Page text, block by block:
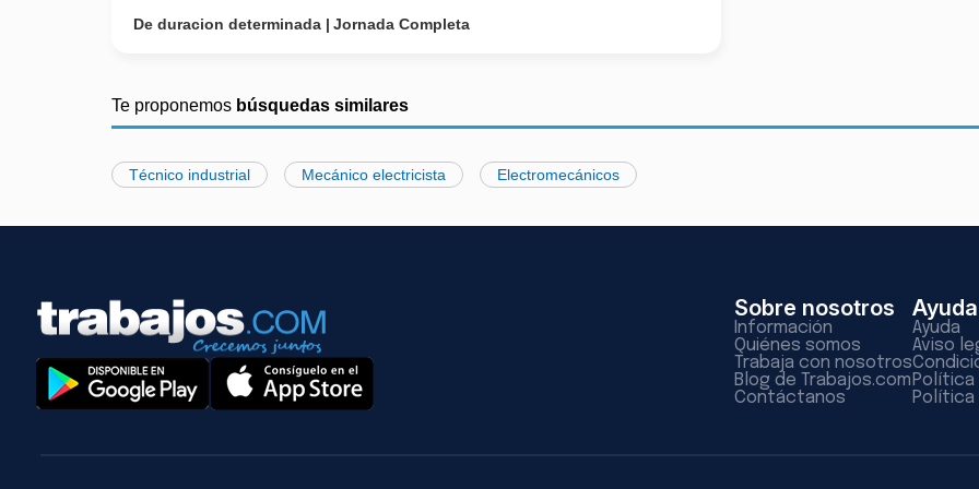
De duracion determinada
Jornada Completa
Te proponemos búsquedas similares
Técnico industrial Mecánico electricista Electromecánicos
Sobre nosotros
Información
Quiénes somos
Trabaja con nosotros
Blog de Trabajos.com
Contáctanos
Ayuda
Ayuda
Aviso
Política